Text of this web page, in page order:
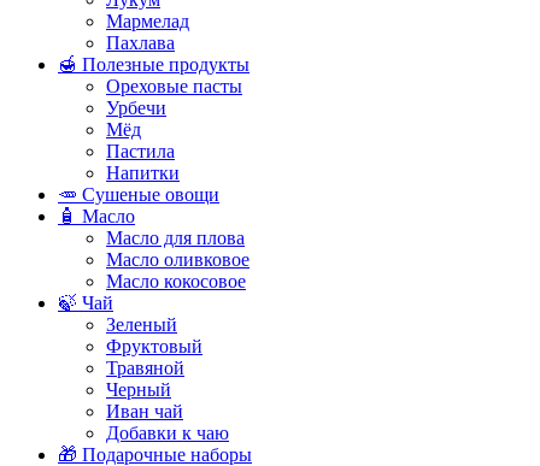
Мармелад
Пахлава
🍯 Полезные продукты
Ореховые пасты
Урбечи
Мёд
Пастила
Напитки
🥕 Сушеные овощи
🧴 Масло
Масло для плова
Масло оливковое
Масло кокосовое
🍃 Чай
Зеленый
Фруктовый
Травяной
Черный
Иван чай
Добавки к чаю
🎁 Подарочные наборы